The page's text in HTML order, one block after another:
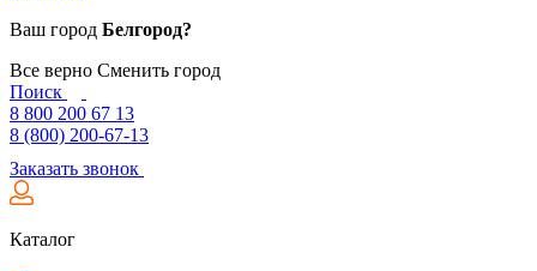
Ваш город Белгород?
Все верно Сменить город
Поиск
8 800 200 67 13
8 (800) 200-67-13
Заказать звонок
Каталог